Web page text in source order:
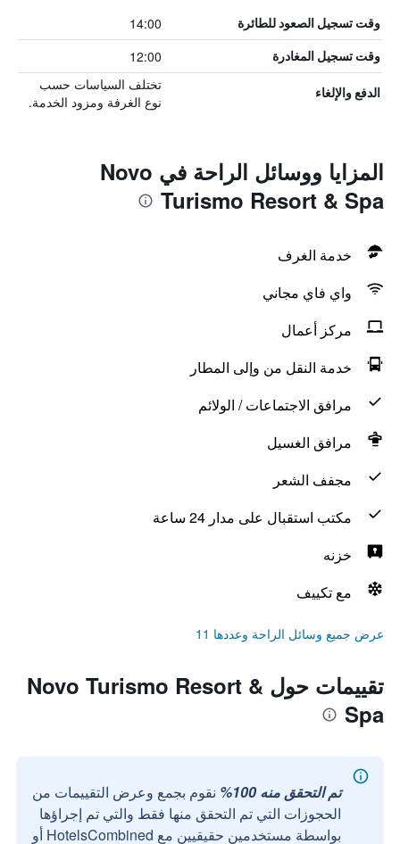
وقت تسجيل الصعود للطائرة 14:00
وقت تسجيل المغادرة 12:00
الدفع والإلغاء
تختلف السياسات حسب
نوع الغرفة ومزود الخدمة.
المزايا ووسائل الراحة في Novo
Turismo Resort & Spa
خدمة الغرف
واي فاي مجاني
مركز أعمال
خدمة النقل من وإلى المطار
مرافق الاجتماعات / الولائم
مرافق الغسيل
مجفف الشعر
مكتب استقبال على مدار 24 ساعة
خزنه
مع تكييف
عرض جميع وسائل الراحة وعددها 11
تقييمات حول Novo Turismo Resort &
Spa
تم التحقق منه 100%
نقوم بجمع وعرض التقييمات من
الحجوزات التي تم التحقق منها فقط والتي تم إجراؤها
بواسطة مستخدمين حقيقيين مع HotelsCombined أو